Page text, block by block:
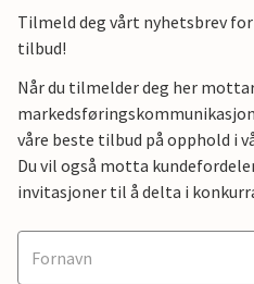
Tilmeld deg vårt nyhetsbrev
tilbud!
Når du tilmelder deg her
markedsføringskommunikasjon
våre beste tilbud på opphold i
Du vil også motta
invitasjoner til å delta i